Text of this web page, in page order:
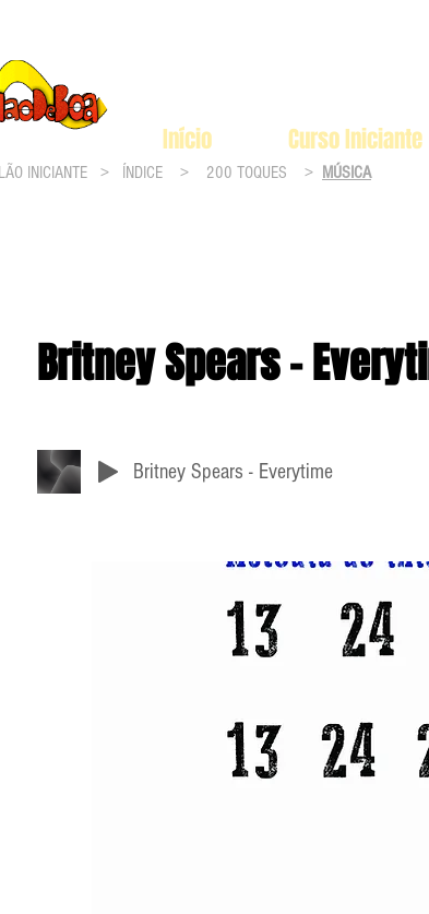
Início Curso Iniciante
INICIANTE > ÍNDICE > 200 TOQUES > MÚSICA
Britney Spears -
Britney Spears - Everytime